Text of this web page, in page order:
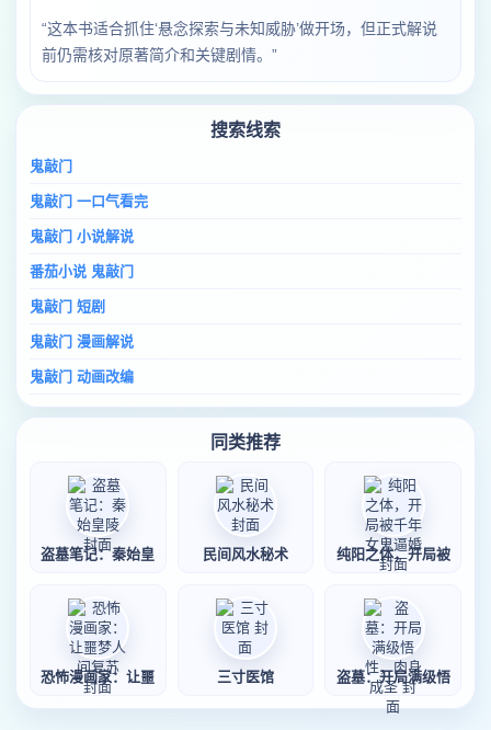
“这本书适合抓住‘悬念探索与未知威胁’做开场，但正式解说
前仍需核对原著简介和关键剧情。”
搜索线索
鬼敲门
鬼敲门 一口气看完
鬼敲门 小说解说
番茄小说 鬼敲门
鬼敲门 短剧
鬼敲门 漫画解说
鬼敲门 动画改编
同类推荐
盗墓笔记：秦始皇 民间风水秘术 纯阳之体，开局被
恐怖漫画家：让噩 三寸医馆 盗墓：开局满级悟